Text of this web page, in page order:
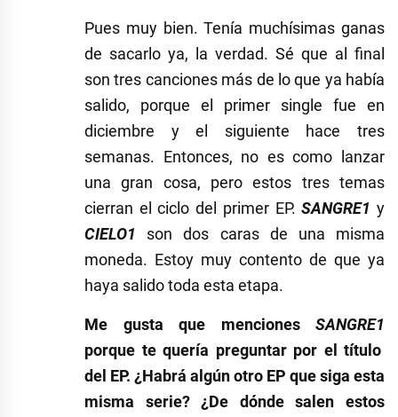
Pues muy bien. Tenía muchísimas ganas
de sacarlo ya, la verdad. Sé que al final
son tres canciones más de lo que ya había
salido, porque el primer single fue en
diciembre y el siguiente hace tres
semanas. Entonces, no es como lanzar
una gran cosa, pero estos tres temas
cierran el ciclo del primer EP.SANGRE1 y
CIELO1 son dos caras de una misma
moneda. Estoy muy contento de que ya
haya salido toda esta etapa.
Me gusta que menciones SANGRE1
porque te quería preguntar por el título
del EP. ¿Habrá algún otro EP que siga esta
misma serie? ¿De dónde salen estos